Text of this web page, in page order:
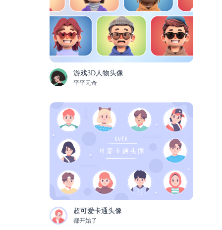
游戏3D人物头像
平平无奇
超可爱卡通头像
都开始了